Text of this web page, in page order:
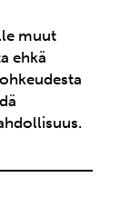
muut
ehkä